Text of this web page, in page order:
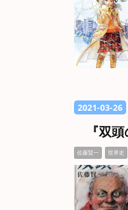
2021-03-26
『双
佐藤賢一 世界史